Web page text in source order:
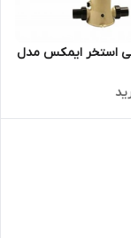
استخر ایمکس مدل